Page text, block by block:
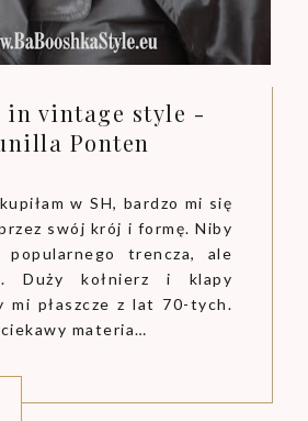
in vintage style -
Ponten
w SH, bardzo mi się
swój krój i formę. Niby
popularnego trencza, ale
Duży kołnierz i klapy
mi płaszcze z lat 70-tych.
materia…